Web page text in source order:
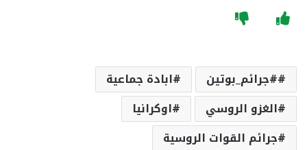
#جرائم_بوتين
ابادة جماعية
الغزو الروسي
اوكرانيا
جرائم القوات الروسية